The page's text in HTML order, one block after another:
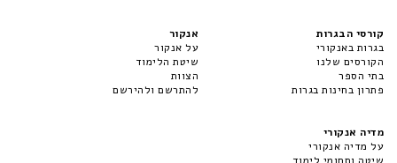
קורסי הבגרות
בגרות באנקורי
הקורסים שלנו
בתי הספר
פתרון בחינות בגרות
אנקור
על אנקור
שיטת הלימוד
הצוות
להתרשם ולהירשם
מדיה אנקורי
על מדיה אנקורי